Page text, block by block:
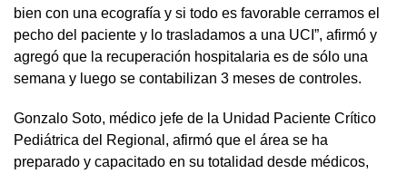
bien con una ecografía y si todo es favorable cerramos el
pecho del paciente y lo trasladamos a una UCI”, afirmó y
agregó que la recuperación hospitalaria es de sólo una
semana y luego se contabilizan 3 meses de controles.
Gonzalo Soto, médico jefe de la Unidad Paciente Crítico
Pediátrica del Regional, afirmó que el área se ha
preparado y capacitado en su totalidad desde médicos,